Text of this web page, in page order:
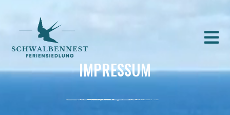

IMPRESSUM